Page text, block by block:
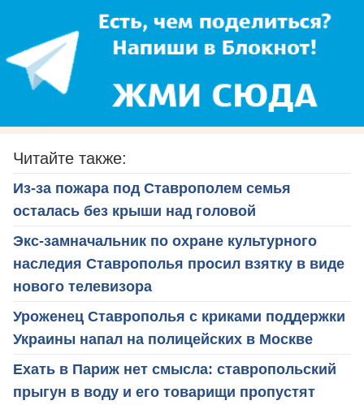
Читайте также:
Из-за пожара под Ставрополем семья
осталась без крыши над головой
Экс-замначальник по охране культурного
наследия Ставрополья просил взятку в виде
нового телевизора
Уроженец Ставрополья с криками поддержки
Украины напал на полицейских в Москве
Ехать в Париж нет смысла: ставропольский
прыгун в воду и его товарищи пропустят